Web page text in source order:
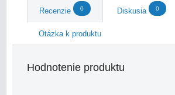
Recenzie 0 Diskusia 0
Otázka k produktu
Hodnotenie produktu